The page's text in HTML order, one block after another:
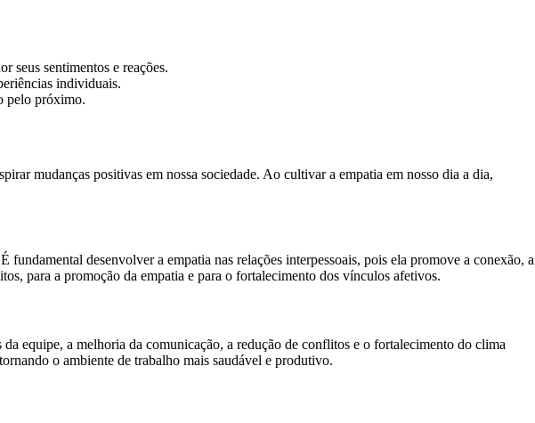
seus sentimentos e reações.
individuais.
pelo próximo.
mudanças positivas em nossa sociedade. Ao cultivar a empatia em nosso dia a dia,
desenvolver a empatia nas relações interpessoais, pois ela promove a conexão, a
para a promoção da empatia e para o fortalecimento dos vínculos afetivos.
equipe, a melhoria da comunicação, a redução de conflitos e o fortalecimento do clima
o ambiente de trabalho mais saudável e produtivo.